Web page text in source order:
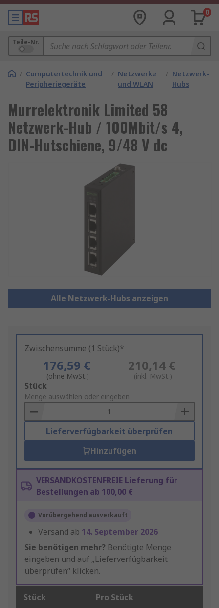
0
Teile-Nr.
/ Computertechnik und
Peripheriegeräte
/ Netzwerke
und WLAN
/ Netzwerk-
Hubs
Murrelektronik Limited 58
Netzwerk-Hub / 100Mbit/s 4,
DIN-Hutschiene, 9/48 V dc
Alle Netzwerk-Hubs anzeigen
Zwischensumme (1 Stück)*
176,59 €
(ohne MwSt.)
210,14 €
(inkl. MwSt.)
Add
to
Basket
Stück
Menge auswählen oder eingeben
Lieferverfügbarkeit überprüfen
Hinzufügen
VERSANDKOSTENFREIE Lieferung für
Bestellungen ab 100,00 €
Vorübergehend ausverkauft
Versand ab 14. September 2026
Sie benötigen mehr? Benötigte Menge
eingeben und auf „Lieferverfügbarkeit
überprüfen“ klicken.
Stück Pro Stück